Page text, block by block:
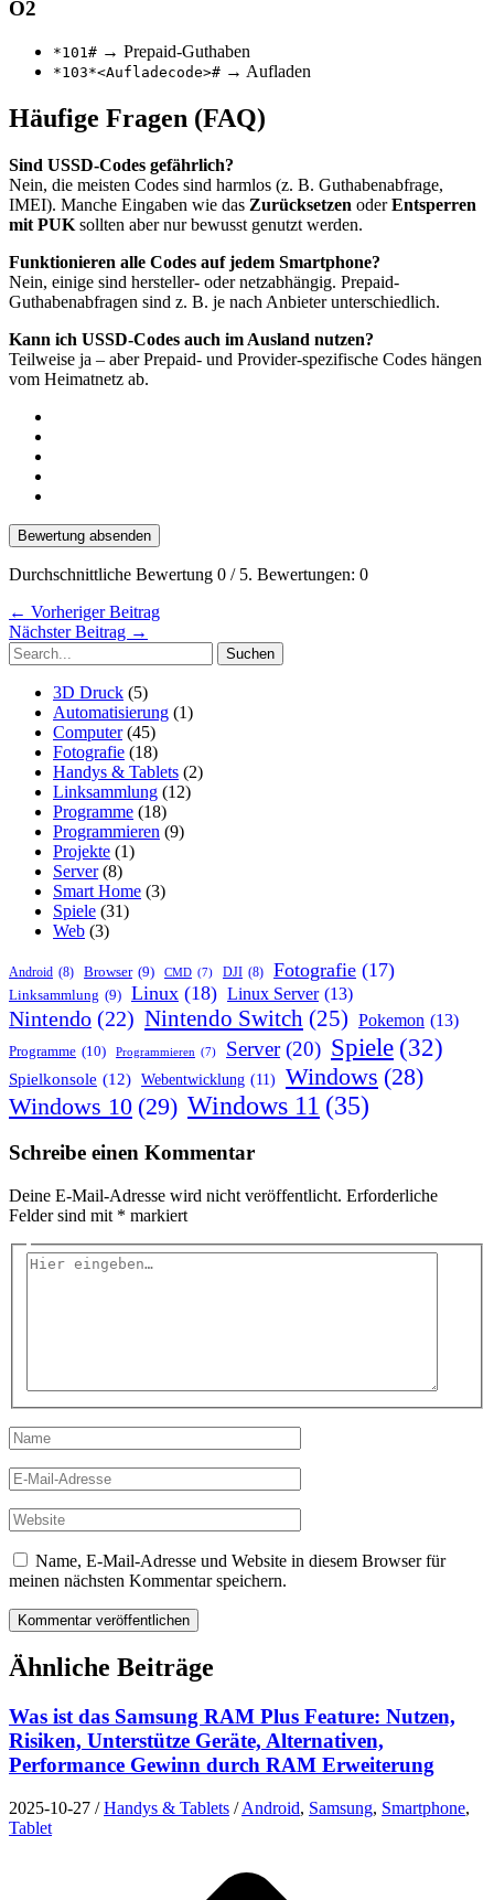
O2
*101# → Prepaid-Guthaben
*103*<Aufladecode># → Aufladen
Häufige Fragen (FAQ)
Sind USSD-Codes gefährlich?
Nein, die meisten Codes sind harmlos (z. B. Guthabenabfrage,
IMEI). Manche Eingaben wie das Zurücksetzen oderEntsperren
mit PUK sollten aber nur bewusst genutzt werden.
Funktionieren alle Codes auf jedem Smartphone?
Nein, einige sind hersteller- oder netzabhängig. Prepaid-
Guthabenabfragen sind z. B. je nach Anbieter unterschiedlich.
Kann ich USSD-Codes auch im Ausland nutzen?
Teilweise ja – aber Prepaid- und Provider-spezifische Codes hängen
vom Heimatnetz ab.
Bewertung absenden
Durchschnittliche Bewertung 0 / 5. Bewertungen: 0
← Vorheriger Beitrag
Nächster Beitrag →
Suchen
nach:
3D Druck (5)
Automatisierung (1)
Computer(45)
Fotografie (18)
Handys & Tablets (2)
Linksammlung (12)
Programme (18)
Programmieren (9)
Projekte (1)
Server(8)
Smart Home (3)
Spiele (31)
Web (3)
Android (8) Browser (9) CMD (7) DJI (8) Fotografie (17)
Linksammlung (9) Linux (18) Linux Server (13)
Nintendo (22) Nintendo Switch (25) Pokemon (13)
Programme (10) Programmieren (7) Server (20) Spiele (32)
Spielkonsole (12) Webentwicklung (11) Windows (28)
Windows 10 (29) Windows 11 (35)
Schreibe einen Kommentar
Deine E-Mail-Adresse wird nicht veröffentlicht. Erforderliche
Felder sind mit * markiert
Hier
Name
E-
Mail-
Adresse
Website
Name, E-Mail-Adresse und Website in diesem Browser für
meinen nächsten Kommentar speichern.
Ähnliche Beiträge
Was ist das Samsung RAM Plus Feature: Nutzen,
Risiken, Unterstütze Geräte, Alternativen,
Performance Gewinn durch RAM Erweiterung
2025-10-27 /Handys & Tablets /Android, Samsung, Smartphone,
Tablet